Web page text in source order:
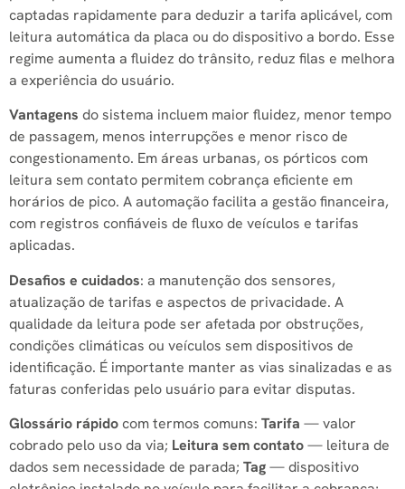
captadas rapidamente para deduzir a tarifa aplicável, com
leitura automática da placa ou do dispositivo a bordo. Esse
regime aumenta a fluidez do trânsito, reduz filas e melhora
a experiência do usuário.
Vantagens do sistema incluem maior fluidez, menor tempo
de passagem, menos interrupções e menor risco de
congestionamento. Em áreas urbanas, os pórticos com
leitura sem contato permitem cobrança eficiente em
horários de pico. A automação facilita a gestão financeira,
com registros confiáveis de fluxo de veículos e tarifas
aplicadas.
Desafios e cuidados: a manutenção dos sensores,
atualização de tarifas e aspectos de privacidade. A
qualidade da leitura pode ser afetada por obstruções,
condições climáticas ou veículos sem dispositivos de
identificação. É importante manter as vias sinalizadas e as
faturas conferidas pelo usuário para evitar disputas.
Glossário rápidocom termos comuns: Tarifa — valor
cobrado pelo uso da via; Leitura sem contato— leitura de
dados sem necessidade de parada; Tag— dispositivo